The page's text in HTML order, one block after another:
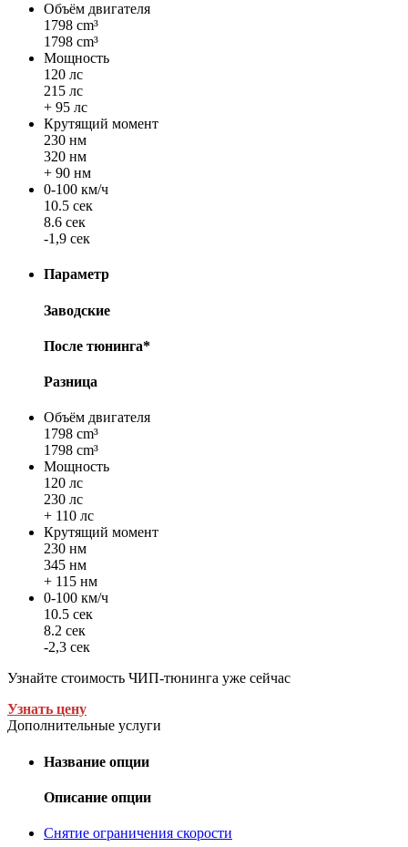
Объём двигателя
1798 cm³
1798 cm³
Мощность
120 лс
215 лс
+ 95 лс
Крутящий момент
230 нм
320 нм
+ 90 нм
0-100 км/ч
10.5 сек
8.6 сек
-1,9 сек
Параметр
Заводские
После тюнинга*
Разница
Объём двигателя
1798 cm³
1798 cm³
Мощность
120 лс
230 лс
+ 110 лс
Крутящий момент
230 нм
345 нм
+ 115 нм
0-100 км/ч
10.5 сек
8.2 сек
-2,3 сек
Узнайте стоимость ЧИП-тюнинга уже сейчас
Узнать цену
Дополнительные услуги
Название опции
Описание опции
Снятие ограничения скорости